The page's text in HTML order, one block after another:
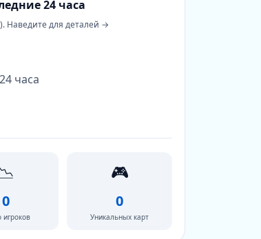
24 часа
Наведите для деталей →
часа
📉
0
игроков
🎮
0
Уникальных карт